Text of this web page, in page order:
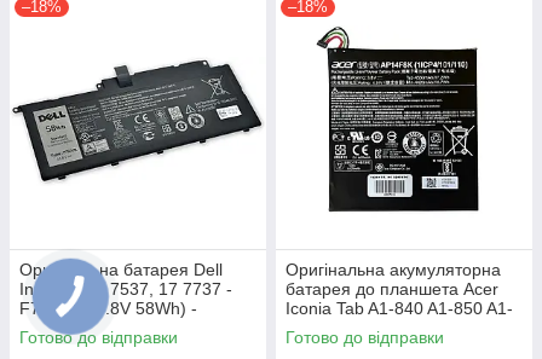
–18%
Оригінальна батарея Dell
Inspiron 15 7537, 17 7737 -
F7HVR (14.8V 58Wh) -
Акумулятор, АКБ
Готово до відправки
–18%
Оригінальна акумуляторна
батарея до планшета Acer
Iconia Tab A1-840 A1-850 A1-
860 One 8 B1-810 B1-820 B1-
830 - AP14F8K
Готово до відправки